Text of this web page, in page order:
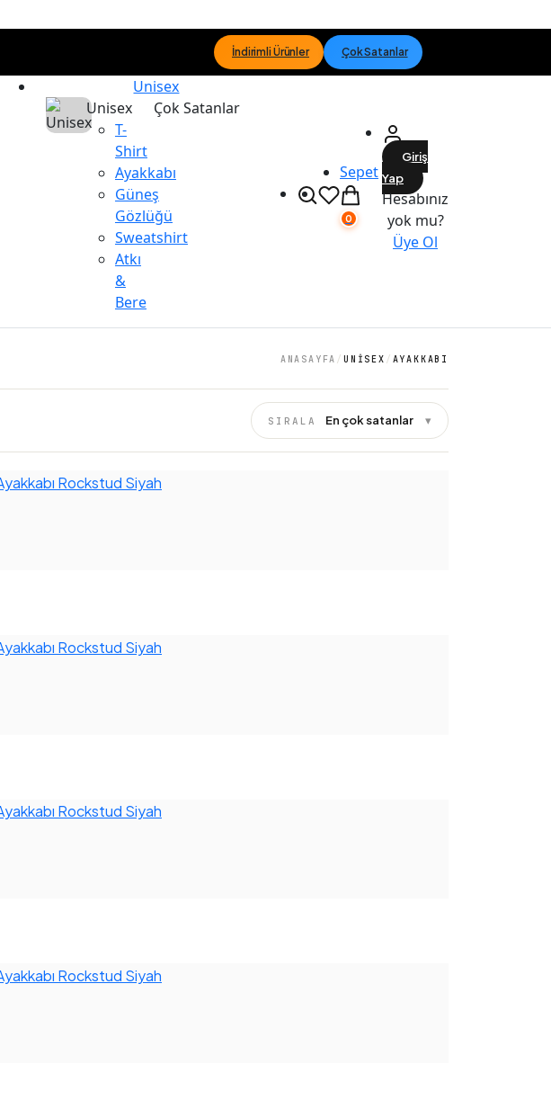
İndirimli Ürünler Çok Satanlar
Unisex
Unisex
T-
Shirt
Ayakkabı
Güneş
Gözlüğü
Sweatshirt
Atkı
&
Bere
Çok Satanlar
Sepet
0
Giriş
Yap
Hesabınız
yok mu?
Üye Ol
ANASAYFA / UNISEX / AYAKKABI
SIRALA En çok satanlar ▾